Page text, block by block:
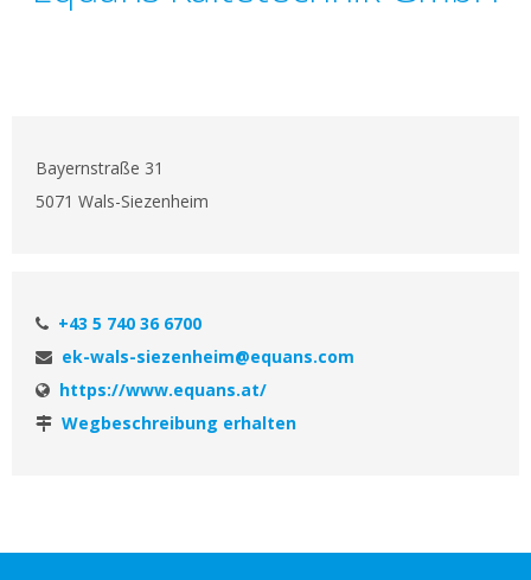
Bayernstraße 31
5071 Wals-Siezenheim
+43 5 740 36 6700
ek-wals-siezenheim@equans.com
https://www.equans.at/
Wegbeschreibung erhalten